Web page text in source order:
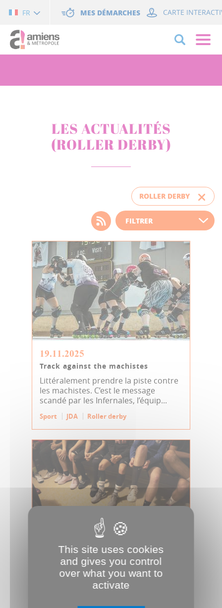
FR MES DÉMARCHES CARTE
LES ACTUALITÉS
(ROLLER DERBY)
ROLLER DERBY
Choisissez votre filtre
d'actualité
19.11.2025
Track against the machistes
Littéralement prendre la piste contre
les machistes. C’est le message
scandé par les Infernales, l’équip...
Sport JDA Roller derby
18.06.2024
La beauté du geste
Des sportifs amiénois racontent leur
pratique sportive. À découvrir en
This site uses cookies
and gives you control
over what you want to
activate